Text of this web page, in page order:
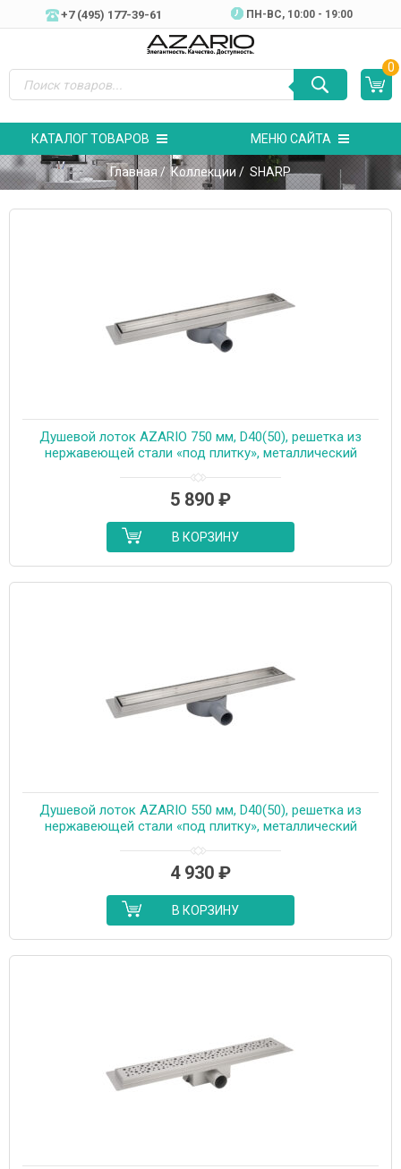
+7 (495) 177-39-61 ПН-ВC, 10:00 - 19:00
0
КАТАЛОГ ТОВАРОВ МЕНЮ САЙТА
Главная /Коллекции / SHARP
Душевой лоток AZARIO 750 мм, D40(50), решетка из
нержавеющей стали «под плитку», металлический
(AZT3TILE750)
5 890 ₽
В КОРЗИНУ
Душевой лоток AZARIO 550 мм, D40(50), решетка из
нержавеющей стали «под плитку», металлический
(AZT3TILE550)
4 930 ₽
В КОРЗИНУ